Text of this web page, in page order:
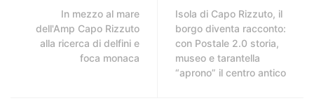
In mezzo al mare
dell'Amp Capo Rizzuto
alla ricerca di delfini e
foca monaca
Isola di Capo Rizzuto, il
borgo diventa racconto:
con Postale 2.0 storia,
museo e tarantella
“aprono” il centro antico